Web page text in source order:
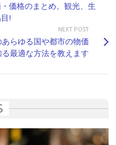
・価格のまとめ。観光、生
!
NEXT POST
あらゆる国や都市の物価
る最適な方法を教えます